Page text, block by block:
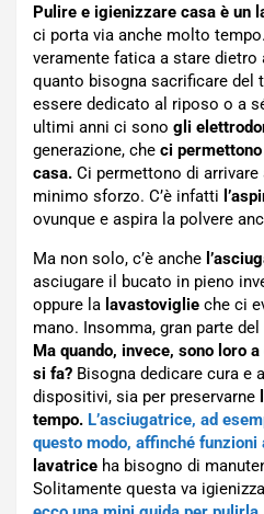
Pulire e igienizzare casa è un
ci porta via anche molto
veramente fatica a stare
quanto bisogna sacrificare del
essere dedicato al riposo o a
ultimi anni ci sono gli
generazione, che ci
casa. Ci permettono di
minimo sforzo. C’è infatti
ovunque e aspira la polvere
Ma non solo, c’è anche
asciugare il bucato in pieno
oppure la lavastoviglie che ci
mano. Insomma, gran parte
Ma quando, invece, sono loro
si fa? Bisogna dedicare cura e
dispositivi, sia per preservarne
tempo. L’asciugatrice, ad
questo modo, affinché funzioni
lavatrice ha bisogno di
Solitamente questa va